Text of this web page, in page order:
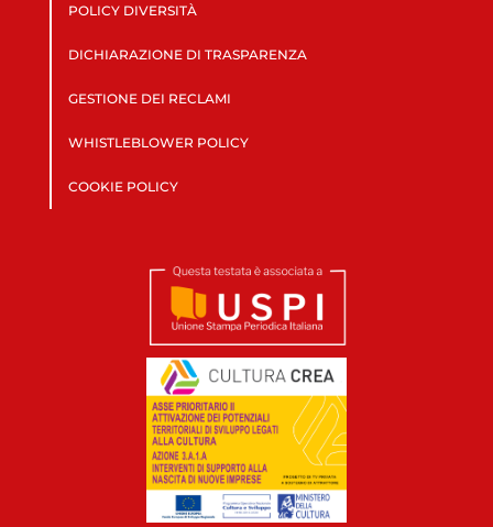
POLICY DIVERSITÀ
DICHIARAZIONE DI TRASPARENZA
GESTIONE DEI RECLAMI
WHISTLEBLOWER POLICY
COOKIE POLICY